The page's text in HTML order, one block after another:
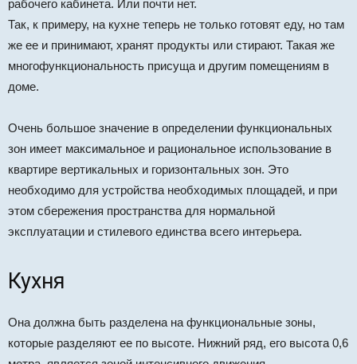
рабочего кабинета. Или почти нет.
Так, к примеру, на кухне теперь не только готовят еду, но там
же ее и принимают, хранят продукты или стирают. Такая же
многофункциональность присуща и другим помещениям в
доме.
Очень большое значение в определении функциональных
зон имеет максимальное и рациональное использование в
квартире вертикальных и горизонтальных зон. Это
необходимо для устройства необходимых площадей, и при
этом сбережения пространства для нормальной
эксплуатации и стилевого единства всего интерьера.
Кухня
Она должна быть разделена на функциональные зоны,
которые разделяют ее по высоте. Нижний ряд, его высота 0,6